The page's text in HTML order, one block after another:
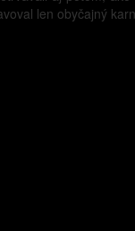
len obyčajný